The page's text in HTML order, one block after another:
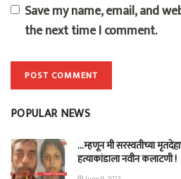
Save my name, email, and
the next time I comment.
POPULAR NEWS
…म्हणून मी सरस्वतीच्या
हत्याकांडाला नवीन कलाटणी !